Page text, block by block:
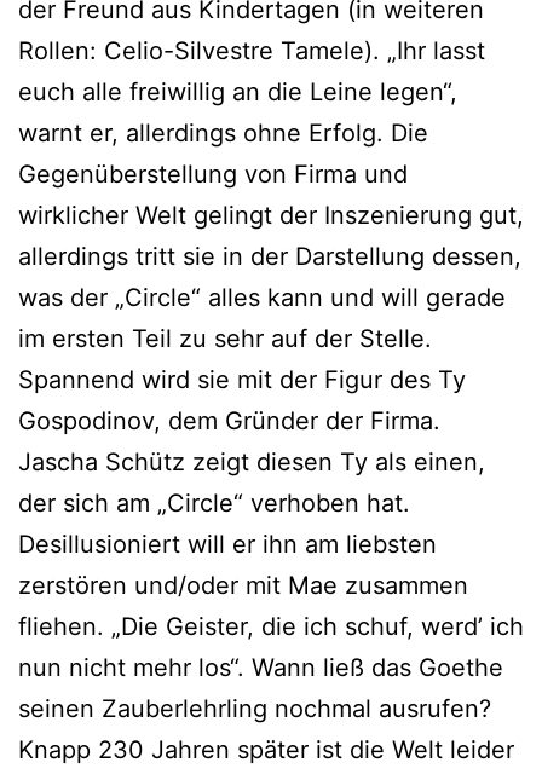
der Freund aus Kindertagen (in weiteren
Rollen: Celio-Silvestre Tamele). „Ihr lasst
euch alle freiwillig an die Leine legen“,
warnt er, allerdings ohne Erfolg. Die
Gegenüberstellung von Firma und
wirklicher Welt gelingt der Inszenierung gut,
allerdings tritt sie in der Darstellung dessen,
was der „Circle“ alles kann und will gerade
im ersten Teil zu sehr auf der Stelle.
Spannend wird sie mit der Figur des Ty
Gospodinov, dem Gründer der Firma.
Jascha Schütz zeigt diesen Ty als einen,
der sich am „Circle“ verhoben hat.
Desillusioniert will er ihn am liebsten
zerstören und/oder mit Mae zusammen
fliehen. „Die Geister, die ich schuf, werd’ ich
nun nicht mehr los“. Wann ließ das Goethe
seinen Zauberlehrling nochmal ausrufen?
Knapp 230 Jahren später ist die Welt leider